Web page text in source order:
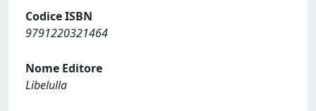
Codice ISBN
9791220321464
Nome Editore
Libelulla